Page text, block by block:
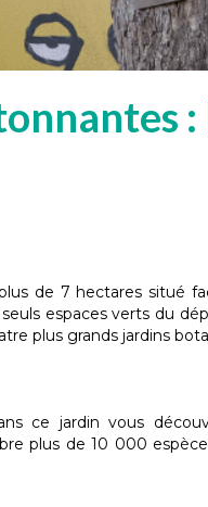
de 7 hectares situé
espaces verts du
plus grands jardins
ce jardin vous
plus de 10 000